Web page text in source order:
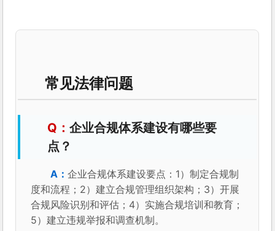
常见法律问题
企业合规体系建设有哪些要
点？
企业合规体系建设要点：1）制定合规制
度和流程；2）建立合规管理组织架构；3）开展
合规风险识别和评估；4）实施合规培训和教育；
5）建立违规举报和调查机制。